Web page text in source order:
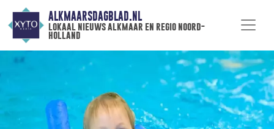
ALKMAARSDAGBLAD.NL
lokaal nieuws alkmaar en regio noord-
holland